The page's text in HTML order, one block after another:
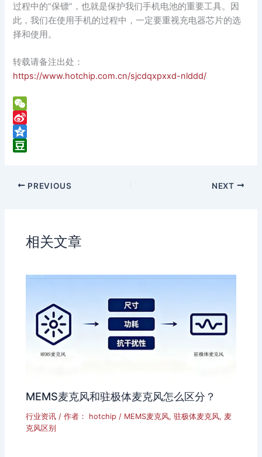
过程中的“保镖”，也就是保护我们手机电池的重要工具。因
此，我们在使用手机的过程中，一定要重视充电器芯片的选
择和使用。
转载请备注出处：
https://www.hotchip.com.cn/sjcdqxpxxd-nlddd/
W
e
C
S
W
Q
n
PREVIOUS NEXT
相关文章
MEMS麦克风和驻极体麦克风怎么区分？
行业资讯 / 作者： hotchip/ MEMS麦克风,驻极体麦克风, 麦
克风区别